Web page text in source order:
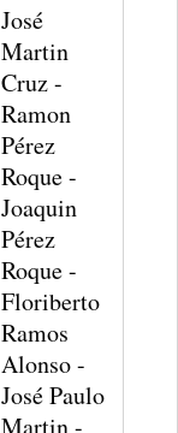
José
Martin
Cruz -
Ramon
Pérez
Roque -
Joaquin
Pérez
Roque -
Floriberto
Ramos
Alonso -
José Paulo